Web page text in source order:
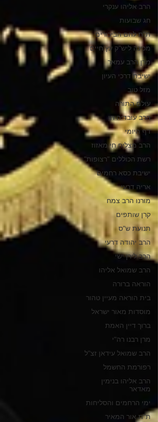
הרב אליהו ענקרי
חג שבועות
ת"ת לחם הביכורים
מכינה ליש"ק עץ חיים
מרן הרב עמאר
ישיבת דרכי העיון
מזל טוב
עולם התורה
הרב עובדיה חן
דף היומי
הרב מצליח חי מאזוז
רשת הכוללים "רצופות"
ישיבת כסא רחמים
אריה דרעי
מורנו הרב צמח
קרן שותפים
תנועת ש"ס
הרב יהודה דרעי
הרב לירן ישי
הרב שמואל אליהו
הוראה ברורה
בית הוראה מעיין טהור
מוסדות מאור ישראל
ברוך דיין האמת
מרן רבנו רה"י
הרב שמואל עידאן זצ"ל
רפורמת החשמל
הרב אליהו בנימין
מאדאר
ימי הרחמים והסליחות
ת"ת אור המאיר